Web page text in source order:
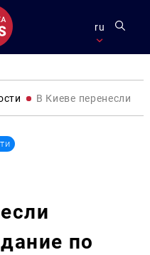
ru
В Киеве перенесли
по